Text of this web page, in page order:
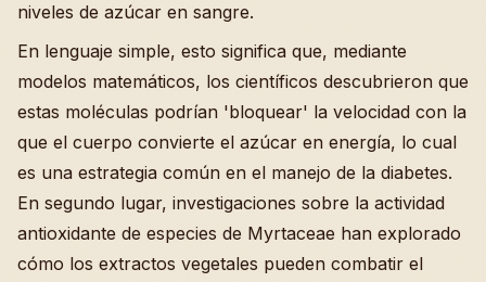
niveles de azúcar en sangre.
En lenguaje simple, esto significa que, mediante
modelos matemáticos, los científicos descubrieron que
estas moléculas podrían 'bloquear' la velocidad con la
que el cuerpo convierte el azúcar en energía, lo cual
es una estrategia común en el manejo de la diabetes.
En segundo lugar, investigaciones sobre la actividad
antioxidante de especies de Myrtaceae han explorado
cómo los extractos vegetales pueden combatir el